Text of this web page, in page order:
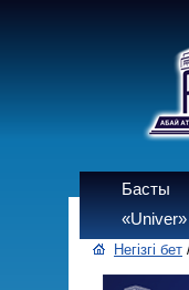
Басты
«Univer»
Негізгі бет